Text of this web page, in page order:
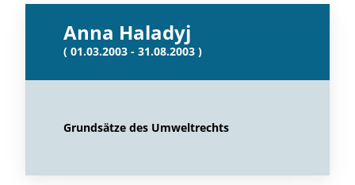
Anna Haladyj
( 01.03.2003 - 31.08.2003 )
Grundsätze des Umweltrechts